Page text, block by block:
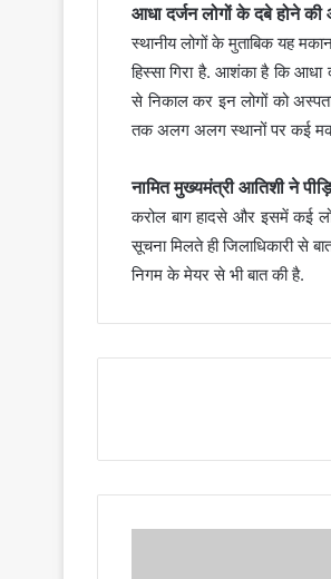
आधा दर्जन लोगों के दबे होने
स्थानीय लोगों के मुताबिक यह
हिस्सा गिरा है. आशंका है कि
से निकाल कर इन लोगों को
तक अलग अलग स्थानों पर कई
नामित मुख्यमंत्री आतिशी ने
करोल बाग हादसे और इसमें कई
सूचना मिलते ही जिलाधिकारी से
निगम के मेयर से भी बात की है.